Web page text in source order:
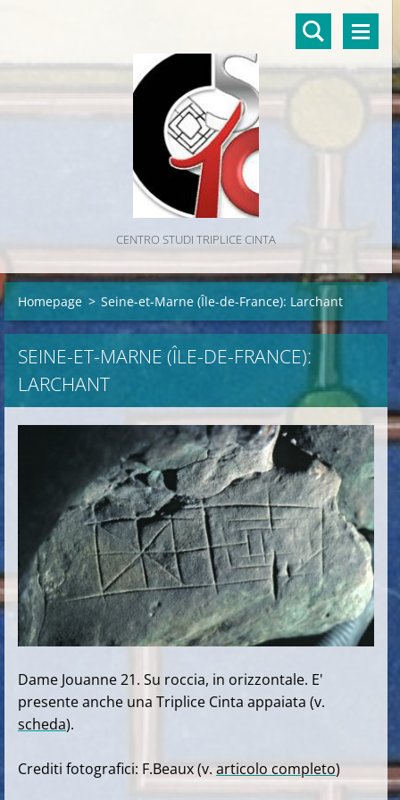
CENTRO STUDI TRIPLICE CINTA
Homepage > Seine-et-Marne (Île-de-France): Larchant
SEINE-ET-MARNE (ÎLE-DE-FRANCE):
LARCHANT
Dame Jouanne 21. Su roccia, in orizzontale. E'
presente anche una Triplice Cinta appaiata (v.
scheda).
Crediti fotografici: F.Beaux (v. articolo completo)